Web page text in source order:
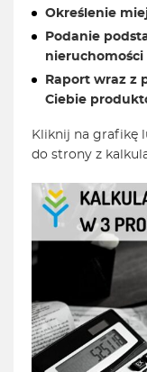
Określenie
Podanie
nieruchomości
Raport wraz z
Ciebie
Kliknij na grafikę
do strony z